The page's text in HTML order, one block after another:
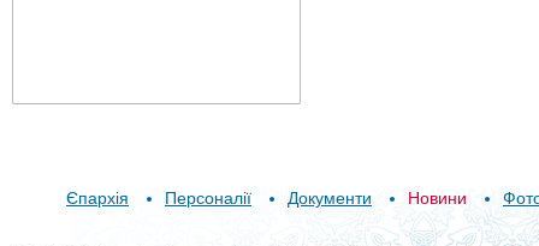
Єпархія Персоналії Документи Новини